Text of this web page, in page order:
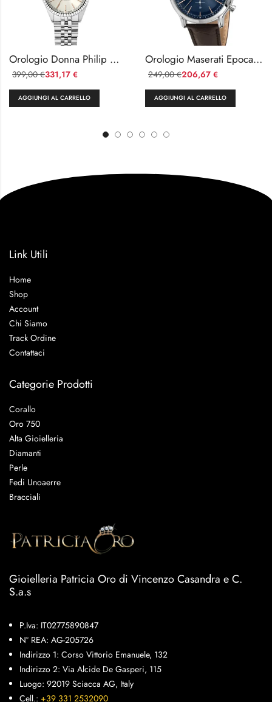
Orologio Donna Philip Watch Caribe Acciaio Vetro Zaffiro
331,17 €
399,00€
AGGIUNGI AL CARRELLO
Orologio Maserati Epoca Cronografo Uomo Acciaio e Pelle
206,67 €
249,00€
AGGIUNGI AL CARRELLO
Gioielleria Patricia Oro di Vincenzo Casandra e C.
S.a.s
P.Iva: IT02775890847
N° REA: AG-205726
Indirizzo 1: Corso Vittorio Emanuele, 132
Indirizzo 2: Via Alcide De Gasperi, 115
Luogo: 92019 Sciacca AG, Italy
Cell.: +39 331 2532090
Categorie Prodotti
Corallo
Oro 750
Alta Gioielleria
Diamanti
Perle
Fedi Unoaerre
Bracciali
Link Utili
Home
Shop
Account
Chi Siamo
Track Ordine
Contattaci